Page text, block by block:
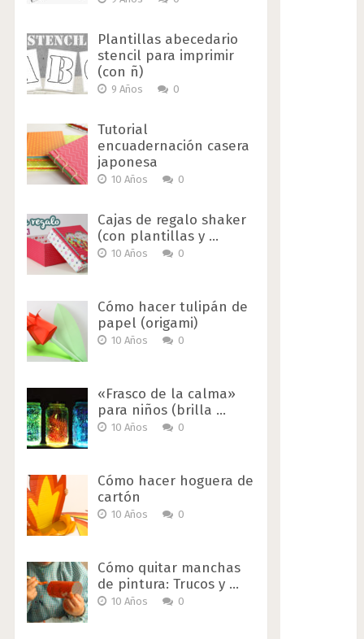
Plantillas abecedario
stencil para imprimir
(con ñ)
9 Años 0
Tutorial
encuadernación casera
japonesa
10 Años 0
Cajas de regalo shaker
(con plantillas y …
10 Años 0
Cómo hacer tulipán de
papel (origami)
10 Años 0
«Frasco de la calma»
para niños (brilla …
10 Años 0
Cómo hacer hoguera de
cartón
10 Años 0
Cómo quitar manchas
de pintura: Trucos y …
10 Años 0